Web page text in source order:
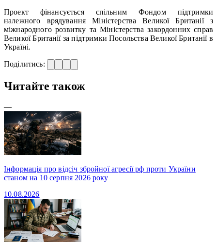
Проект фінансується спільним Фондом підтримки
належного врядування Міністерства Великої Британії з
міжнародного розвитку та Міністерства закордонних справ
Великої Британії за підтримки Посольства Великої Британії в
Україні.
Поділитись:
Читайте також
—
Інформація про відсіч збройної агресії рф проти України
станом на 10 серпня 2026 року
10.08.2026